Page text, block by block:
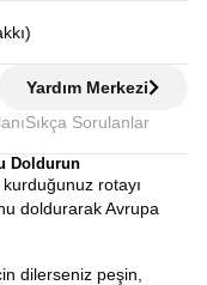
Yardım Merkezi
Sıkça Sorulanlar
Doldurun
kurduğunuz rotayı
doldurarak Avrupa
dilerseniz peşin,